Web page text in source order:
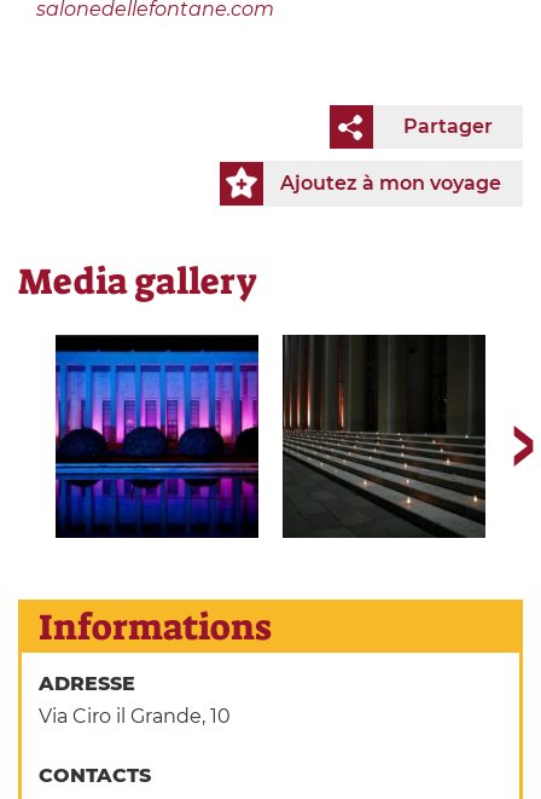
salonedellefontane.com
Partager
Ajoutez à mon voyage
Media gallery
Informations
ADRESSE
Via Ciro il Grande, 10
CONTACTS